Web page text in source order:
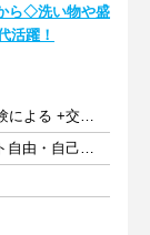
ら◇洗い物や盛
活躍！
時給1340～1590円※資格・経験による +交通費支給
週2日以上 1日3時間以上 シフト自由・自己申告